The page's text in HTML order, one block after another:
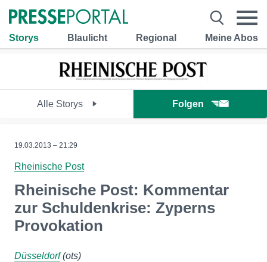
Storys Blaulicht Regional Meine Abos
Alle Storys Folgen
19.03.2013 – 21:29
Rheinische Post
Rheinische Post: Kommentar
zur Schuldenkrise: Zyperns
Provokation
Düsseldorf(ots)